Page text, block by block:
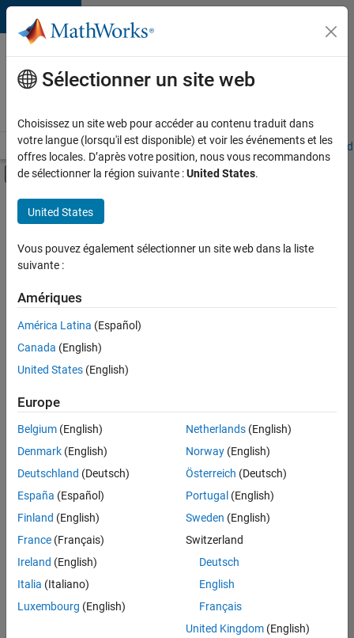
Passer au contenu
Votre
carrière
chez
Accueil Explorer nos opportunités Adresses de nos bureaux
Activer/désactiver l'affichage du menu
Contenu principal
FILTRER PAR
Applications et outils commerciaux
Globalisation
Gestion des programmes
Enregistrer
sélectionnées
Les
descriptions
poste
n’ont
pas
été
traduites.
Effectuez
Sélectionner un site web
Choisissez un site web pour accéder au contenu traduit dans
votre langue (lorsqu'il est disponible) et voir les événements et les
offres locales. D’après votre position, nous vous recommandons
de sélectionner la région suivante :United States.
United States
Vous pouvez également sélectionner un site web dans la liste
suivante :
Amériques
América Latina (Español)
Canada (English)
United States (English)
Europe
Belgium (English)
Denmark (English)
Deutschland (Deutsch)
España (Español)
Finland (English)
France (Français)
Ireland (English)
Italia (Italiano)
Luxembourg (English)
Netherlands(English)
Norway(English)
Österreich (Deutsch)
Portugal (English)
Sweden (English)
Switzerland
Deutsch
English
Français
United Kingdom(English)